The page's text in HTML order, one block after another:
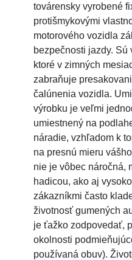
továrensky vyrobené
protišmykovými
motorového vozidla
bezpečnosti jazdy. Sú
ktoré v zimných
zabraňuje
čalúnenia vozidla.
výrobku je veľmi
umiestnený na
náradie, vzhľadom k
na presnú mieru
nie je vôbec náročná,
hadicou, ako aj
zákazníkmi často
životnosť gumených
je ťažko zodpovedať,
okolnosti
používaná obuv).